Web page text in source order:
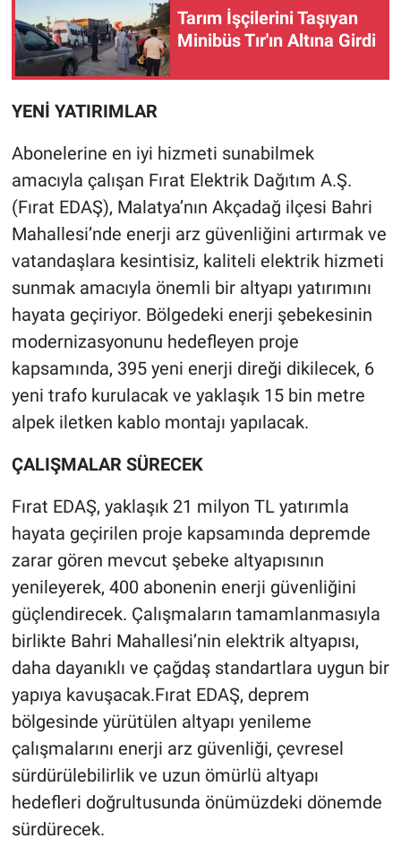
Tarım İşçilerini Taşıyan
Minibüs Tır'ın Altına Girdi
YENİ YATIRIMLAR
Abonelerine en iyi hizmeti sunabilmek
amacıyla çalışan Fırat Elektrik Dağıtım A.Ş.
(Fırat EDAŞ), Malatya’nın Akçadağ ilçesi Bahri
Mahallesi’nde enerji arz güvenliğini artırmak ve
vatandaşlara kesintisiz, kaliteli elektrik hizmeti
sunmak amacıyla önemli bir altyapı yatırımını
hayata geçiriyor. Bölgedeki enerji şebekesinin
modernizasyonunu hedefleyen proje
kapsamında, 395 yeni enerji direği dikilecek, 6
yeni trafo kurulacak ve yaklaşık 15 bin metre
alpek iletken kablo montajı yapılacak.
ÇALIŞMALAR SÜRECEK
Fırat EDAŞ, yaklaşık 21 milyon TL yatırımla
hayata geçirilen proje kapsamında depremde
zarar gören mevcut şebeke altyapısının
yenileyerek, 400 abonenin enerji güvenliğini
güçlendirecek. Çalışmaların tamamlanmasıyla
birlikte Bahri Mahallesi’nin elektrik altyapısı,
daha dayanıklı ve çağdaş standartlara uygun bir
yapıya kavuşacak.Fırat EDAŞ, deprem
bölgesinde yürütülen altyapı yenileme
çalışmalarını enerji arz güvenliği, çevresel
sürdürülebilirlik ve uzun ömürlü altyapı
hedefleri doğrultusunda önümüzdeki dönemde
sürdürecek.